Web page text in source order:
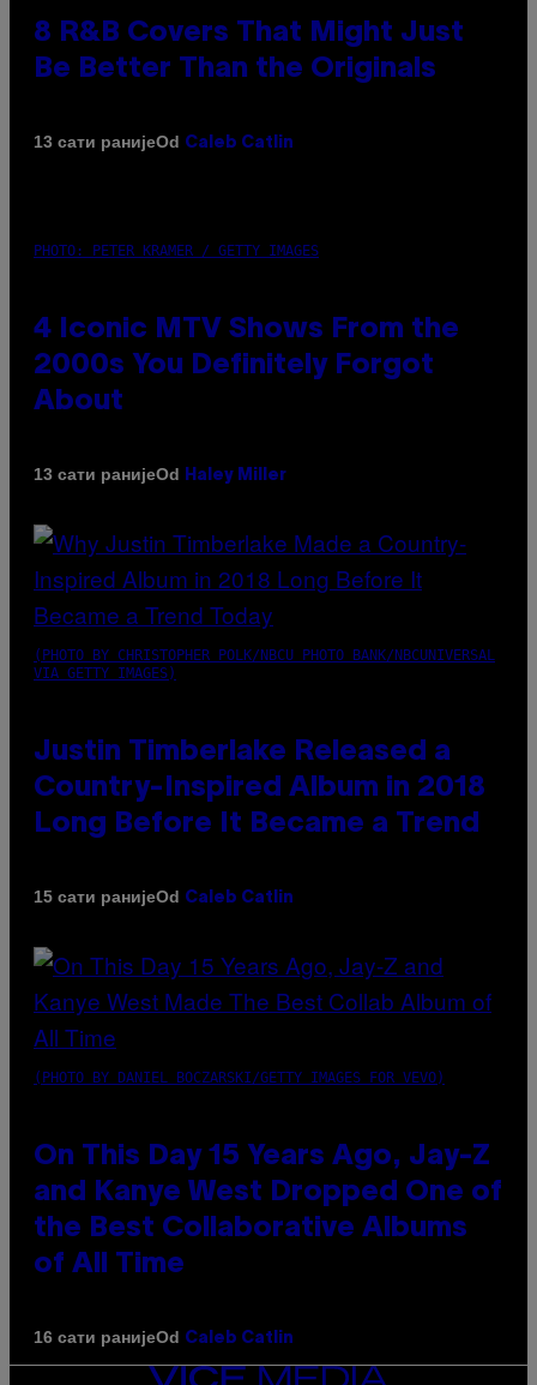
8 R&B Covers That Might Just
Be Better Than the Originals
13 сати ранијеOd Caleb Catlin
PHOTO: PETER KRAMER / GETTY IMAGES
4 Iconic MTV Shows From the
2000s You Definitely Forgot
About
13 сати ранијеOd Haley Miller
(PHOTO BY CHRISTOPHER POLK/NBCU PHOTO BANK/NBCUNIVERSAL
VIA GETTY IMAGES)
Justin Timberlake Released a
Country-Inspired Album in 2018
Long Before It Became a Trend
15 сати ранијеOd Caleb Catlin
(PHOTO BY DANIEL BOCZARSKI/GETTY IMAGES FOR VEVO)
On This Day 15 Years Ago, Jay-Z
and Kanye West Dropped One of
the Best Collaborative Albums
of All Time
16 сати ранијеOd Caleb Catlin
VICE